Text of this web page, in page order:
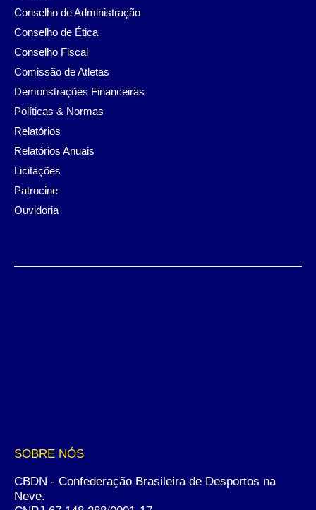
Conselho de Administração
Conselho de Ética
Conselho Fiscal
Comissão de Atletas
Demonstrações Financeiras
Políticas & Normas
Relatórios
Relatórios Anuais
Licitações
Patrocine
Ouvidoria
SOBRE NÓS
CBDN - Confederação Brasileira de Desportos na
Neve.